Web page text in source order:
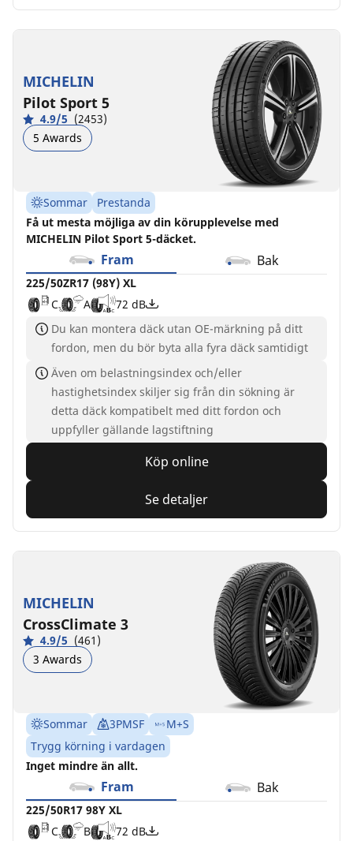
MICHELIN
Pilot Sport 5
4.9/5 (2453)
5 Awards
Sommar
Prestanda
Få ut mesta möjliga av din körupplevelse med
MICHELIN Pilot Sport 5-däcket.
Fram Bak
225/50ZR17 (98Y) XL
C
A 72 dB
Du kan montera däck utan OE-märkning på ditt
fordon, men du bör byta alla fyra däck samtidigt
Även om belastningsindex och/eller
hastighetsindex skiljer sig från din sökning är
detta däck kompatibelt med ditt fordon och
uppfyller gällande lagstiftning
Köp online
Se detaljer
MICHELIN
CrossClimate 3
4.9/5 (461)
3 Awards
Sommar 3PMSF
M+S
Trygg körning i vardagen
Inget mindre än allt.
Fram Bak
225/50R17 98Y XL
C
B 72 dB